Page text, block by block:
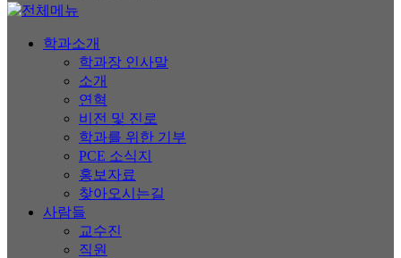
학과소개
학과장 인사말
소개
연혁
비전 및 진로
학과를 위한 기부
PCE 소식지
홍보자료
찾아오시는길
사람들
교수진
직원